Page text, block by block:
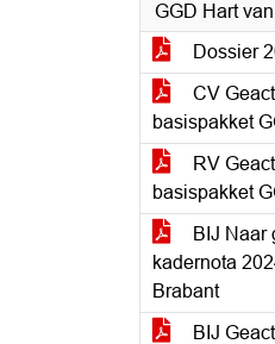
GGD Hart
Dossier
CV
basispakket
RV
basispakket
BIJ Naar
kadernota
Brabant
BIJ